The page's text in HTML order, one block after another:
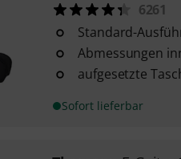
6261
Standard-
Abmessungen
aufgesetzte
Sofort lieferbar